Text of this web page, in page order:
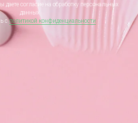
согласие на обработку персональных
данных
cполитикой конфиденциальности